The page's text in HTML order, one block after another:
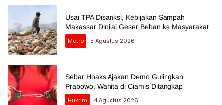
Usai TPA Disanksi, Kebijakan Sampah
Makassar Dinilai Geser Beban ke Masyarakat
Metro
5 Agustus 2026
Sebar Hoaks Ajakan Demo Gulingkan
Prabowo, Wanita di Ciamis Ditangkap
Hukrim
4 Agustus 2026